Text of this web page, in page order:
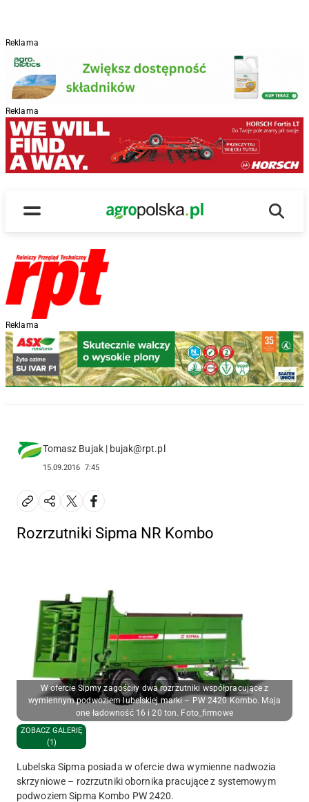
Reklama
Reklama
Menu
Main Logo
Reklama
Tomasz Bujak | bujak@rpt.pl
15.09.2016 7:45
Rozrzutniki Sipma NR Kombo
W ofercie Sipmy zagościły dwa rozrzutniki współpracujące z
wymiennym podwoziem lubelskiej marki – PW 2420 Kombo. Maja
one ładowność 16 i 20 ton. Foto_firmowe
ZOBACZ GALERIĘ
(1)
Lubelska Sipma posiada w ofercie dwa wymienne nadwozia
skrzyniowe – rozrzutniki obornika pracujące z systemowym
podwoziem Sipma Kombo PW 2420.